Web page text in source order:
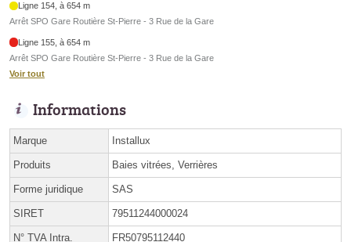
Ligne 154, à 654 m
Arrêt SPO Gare Routière St-Pierre - 3 Rue de la Gare
Ligne 155, à 654 m
Arrêt SPO Gare Routière St-Pierre - 3 Rue de la Gare
Voir tout
Informations
Marque Installux
Produits Baies vitrées, Verrières
Forme juridique SAS
SIRET 79511244000024
N° TVA Intra. FR50795112440